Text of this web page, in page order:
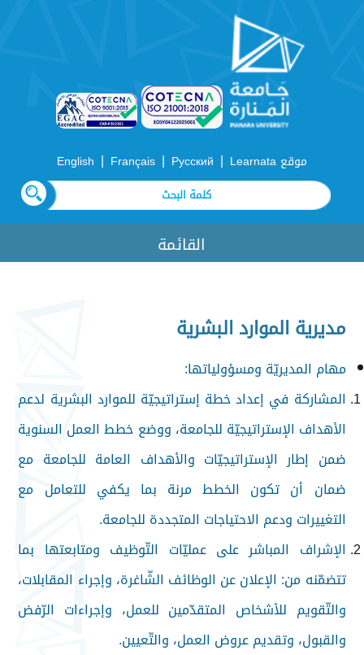
موقع Learnata |
Русский
|
Français
|
English
القائمة
مديرية الموارد البشرية
مهام المديريّة ومسؤولياتها:
المشاركة في إعداد خطة إستراتيجيّة للموارد البشرية لدعم
الأهداف الإستراتيجيّة للجامعة، ووضع خطط العمل السنوية
ضمن إطار الإستراتيجيّات والأهداف العامة للجامعة مع
ضمان أن تكون الخطط مرنة بما يكفي للتعامل مع
التغييرات ودعم الاحتياجات المتجددة للجامعة.
الإشراف المباشر على عمليّات التّوظيف ومتابعتها بما
تتضمّنه من: الإعلان عن الوظائف الشّاغرة، وإجراء المقابلات،
والتّقويم للأشخاص المتقدّمين للعمل، وإجراءات الرّفض
والقبول، وتقديم عروض العمل، والتّعيين.